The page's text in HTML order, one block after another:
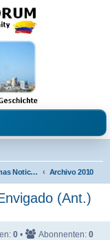
Kolumbien und Venezuela.
Las Últimas Noticias en Español Archivo 2010
(Ant.)
0 • Abonnenten: 0